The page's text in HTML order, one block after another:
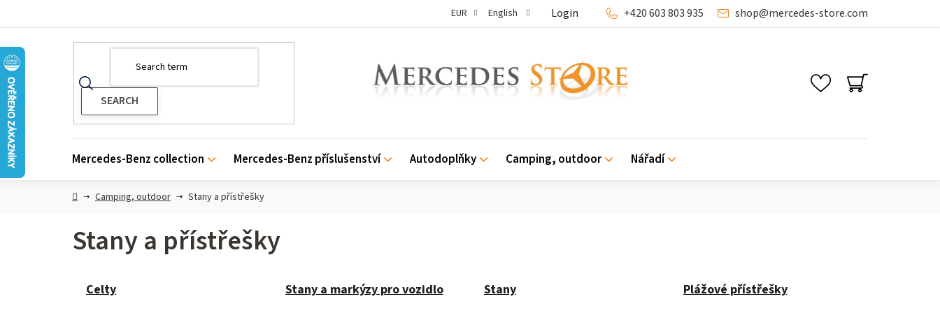
EUR English Login shop@mercedes-store.com
+420 603 803 935
SHOPPING
CART
Mercedes-Benz collection Mercedes-Benz příslušenství Autodoplňky Camping, outdoor Nářadí
HomeCamping, outdoor Stany a přístřešky
Stany a přístřešky
Celty Stany a markýzy pro vozidlo Stany Plážové přístřešky